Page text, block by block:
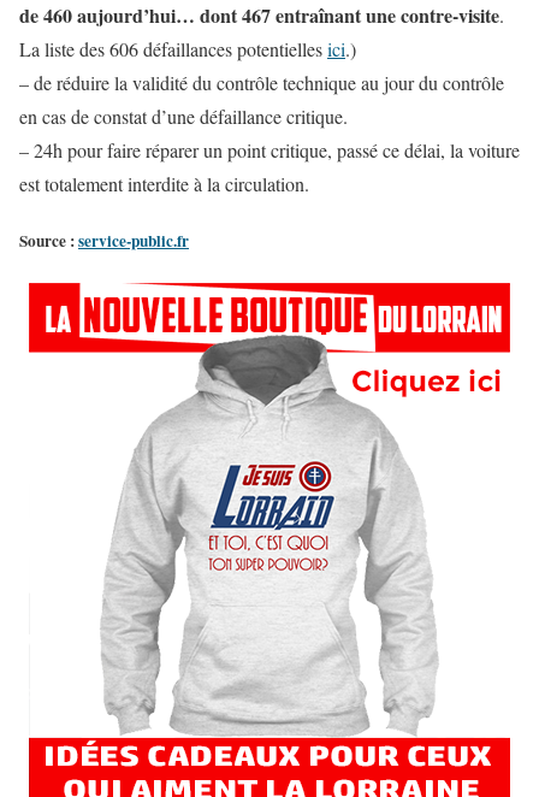
de 460 aujourd’hui… dont 467 entraînant une contre-visite.
La liste des 606 défaillances potentiellesici.)
– de réduire la validité du contrôle technique au jour du contrôle
en cas de constat d’une défaillance critique.
– 24h pour faire réparer un point critique, passé ce délai, la voiture
est totalement interdite à la circulation.
Source :service-public.fr